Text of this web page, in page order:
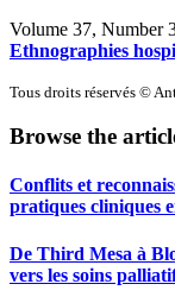
Volume 37, Number
Ethnographies
Tous droits réservés ©
Browse the
Conflits et
pratiques cliniques
De Third Mesa à
vers les soins